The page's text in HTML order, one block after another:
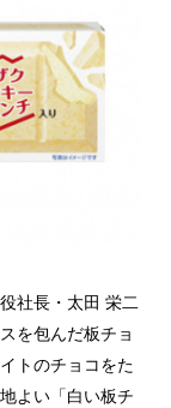
社長・太田 栄二
を包んだ板チョ
トのチョコをた
よい「白い板チ